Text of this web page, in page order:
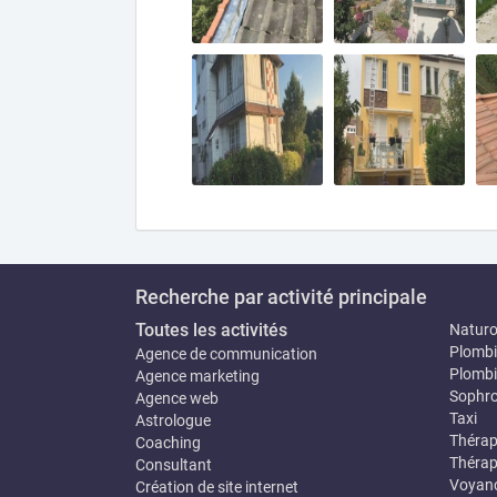
Recherche par activité principale
Toutes les activités
Agence de communication
Agence marketing
Agence web
Astrologue
Coaching
Consultant
Création de site internet
Taxi